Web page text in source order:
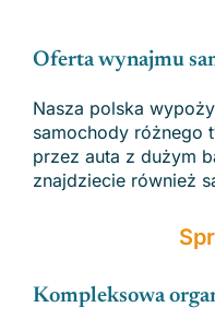
Oferta wynajmu
Nasza polska
samochody różnego
przez auta z dużym
znajdziecie również
Kompleksowa